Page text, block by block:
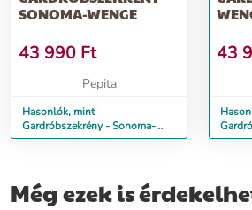
SONOMA-WENGE
43 990 Ft
Pepita
Hasonlók, mint
Gardróbszekrény - Sonoma-
wenge
43
Még ezek is